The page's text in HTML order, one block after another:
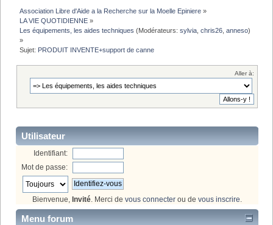
Association Libre d'Aide a la Recherche sur la Moelle Epiniere »
LA VIE QUOTIDIENNE »
Les équipements, les aides techniques (Modérateurs:sylvia ,chris26 ,anneso)
»
Sujet: PRODUIT INVENTE+support de canne
Aller à:
Utilisateur
Identifiant:
Mot de passe:
Bienvenue, Invité . Merci de vous connecter ou de vous inscrire
Menu forum